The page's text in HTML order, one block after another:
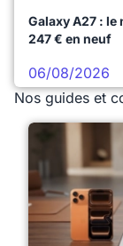
Galaxy A27 : le
247 € en neuf
06/08/2026
Nos guides et